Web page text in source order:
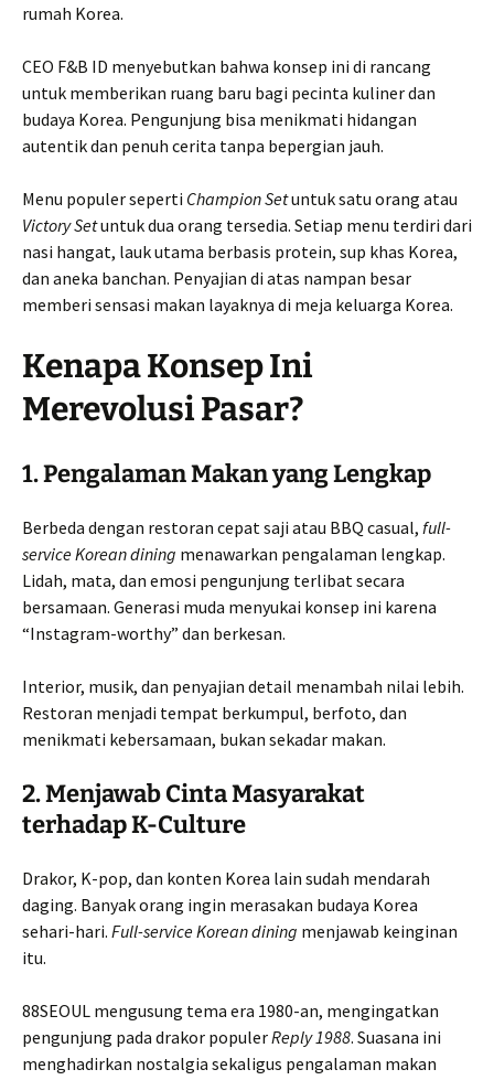
rumah Korea.
CEO F&B ID menyebutkan bahwa konsep ini di rancang
untuk memberikan ruang baru bagi pecinta kuliner dan
budaya Korea. Pengunjung bisa menikmati hidangan
autentik dan penuh cerita tanpa bepergian jauh.
Menu populer seperti Champion Setuntuk satu orang atau
Victory Setuntuk dua orang tersedia. Setiap menu terdiri dari
nasi hangat, lauk utama berbasis protein, sup khas Korea,
dan aneka banchan. Penyajian di atas nampan besar
memberi sensasi makan layaknya di meja keluarga Korea.
Kenapa Konsep Ini
Merevolusi Pasar?
1. Pengalaman Makan yang Lengkap
Berbeda dengan restoran cepat saji atau BBQ casual, full-
service Korean dining menawarkan pengalaman lengkap.
Lidah, mata, dan emosi pengunjung terlibat secara
bersamaan. Generasi muda menyukai konsep ini karena
“Instagram-worthy” dan berkesan.
Interior, musik, dan penyajian detail menambah nilai lebih.
Restoran menjadi tempat berkumpul, berfoto, dan
menikmati kebersamaan, bukan sekadar makan.
2. Menjawab Cinta Masyarakat
terhadap K-Culture
Drakor, K-pop, dan konten Korea lain sudah mendarah
daging. Banyak orang ingin merasakan budaya Korea
sehari-hari. Full-service Korean dining menjawab keinginan
itu.
88SEOUL mengusung tema era 1980-an, mengingatkan
pengunjung pada drakor populerReply 1988. Suasana ini
menghadirkan nostalgia sekaligus pengalaman makan